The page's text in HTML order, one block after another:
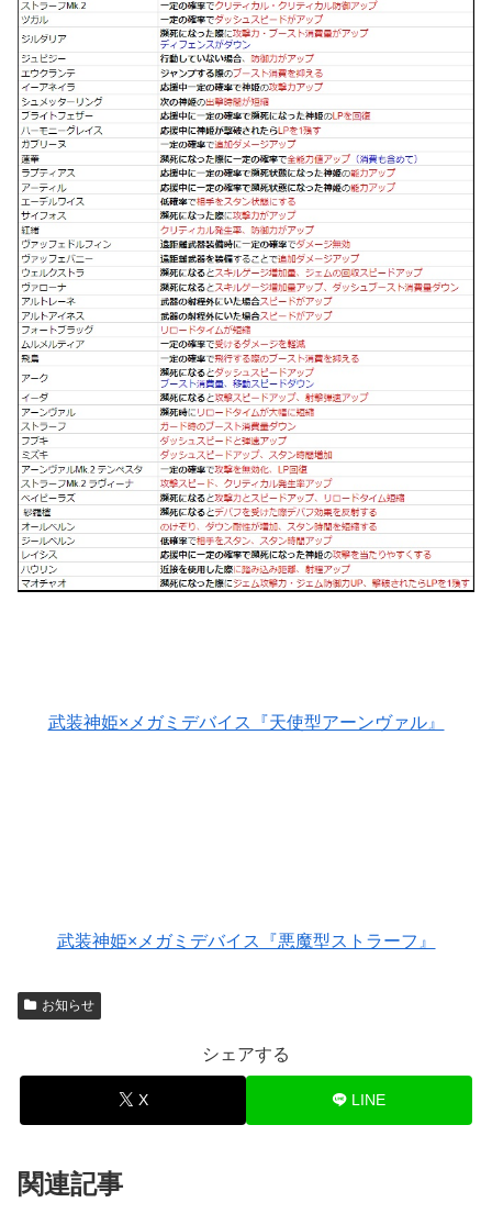
武装神姫×メガミデバイス『天使型アーンヴァル』
武装神姫×メガミデバイス『悪魔型ストラーフ』
お知らせ
シェアする
X LINE
関連記事